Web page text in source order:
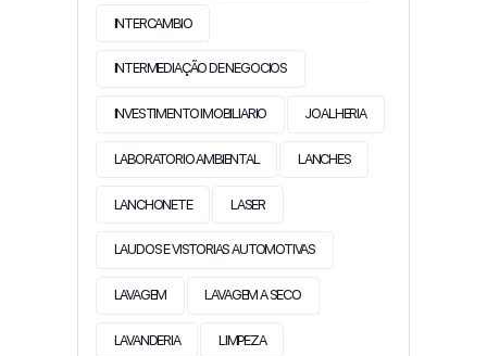
INTERCAMBIO
INTERMEDIAÇÃO DE NEGOCIOS
INVESTIMENTO IMOBILIARIO JOALHERIA
LABORATORIO AMBIENTAL LANCHES
LANCHONETE LASER
LAUDOS E VISTORIAS AUTOMOTIVAS
LAVAGEM LAVAGEM A SECO
LAVANDERIA LIMPEZA